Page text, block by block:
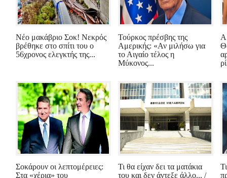
Νέο μακάβριο Σοκ! Νεκρός
βρέθηκε στο σπίτι του ο
56χρονος ελεγκτής της...
Τούρκος πρέσβης της
Αμερικής: «Αν μιλήσω για
το Αιγαίο τέλος η
Μύκονος...
Σοκάρουν οι λεπτομέρειες:
Στα «χέρια» του
Τι θα είχαν δει τα ματάκια
του και δεν άντεξε άλλο... /